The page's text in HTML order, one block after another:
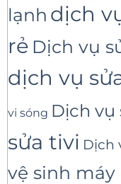
lạnh dịch
rẻ Dịch vụ
dịch vụ
vi sóng Dịch vụ
sửa tivi Dịch
vệ sinh máy